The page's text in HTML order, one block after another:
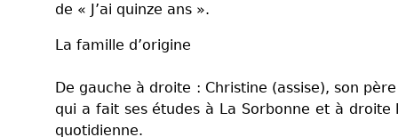
de « J’ai quinze ans ».
La famille d’origine
De gauche à droite : Christine (assise), son
qui a fait ses études à La Sorbonne et à
quotidienne.